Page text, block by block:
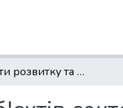
Пріоритети розвитку та реформування суб'єктів сектору безпеки і оборони України